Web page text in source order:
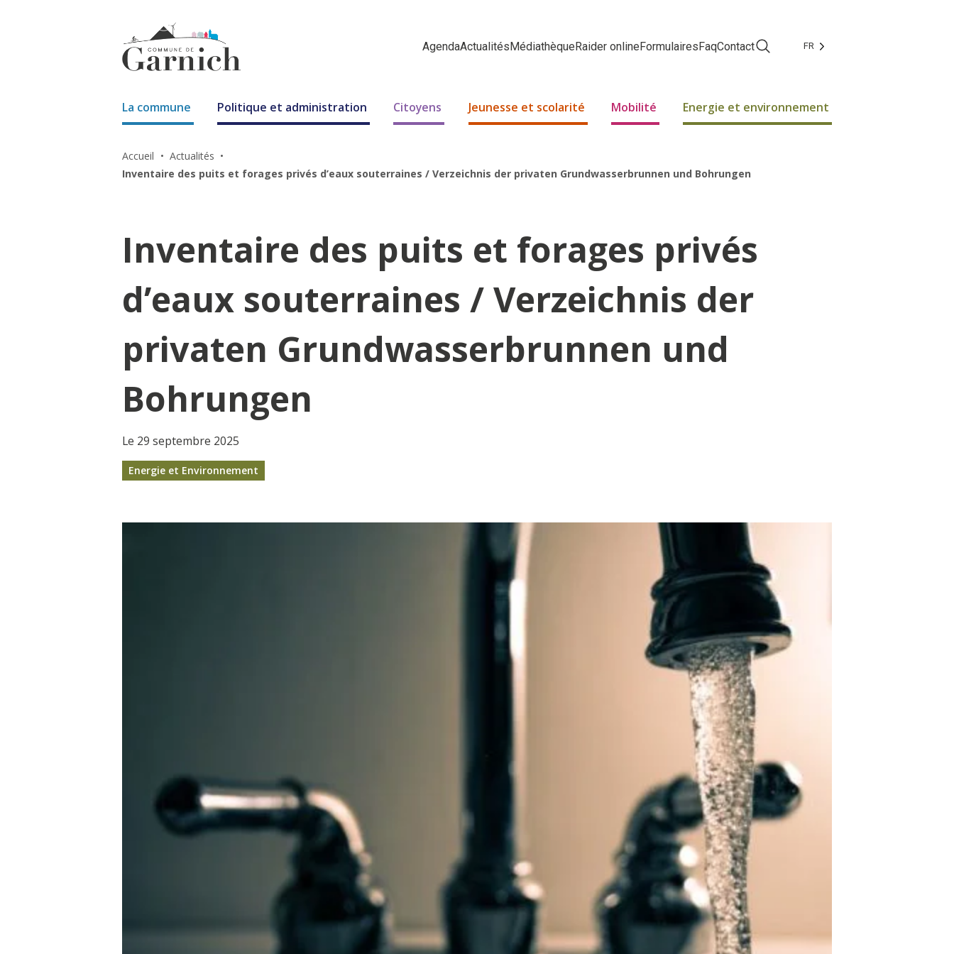
AgendaActualitésMédiathèqueRaider onlineFormulairesFaqContact Facebook
Instagram
FR
La commune Politique et administration Citoyens Jeunesse et scolarité Mobilité Energie et environnement
Accueil
Actualités
Inventaire des puits et forages privés d’eaux souterraines / Verzeichnis der privaten Grundwasserbrunnen und Bohrungen
Inventaire des puits et forages privés
d’eaux souterraines / Verzeichnis der
privaten Grundwasserbrunnen und
Bohrungen
Le 29 septembre 2025
Energie et Environnement